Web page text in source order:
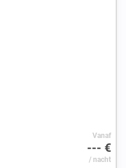
Vanaf
--- €
/ nacht